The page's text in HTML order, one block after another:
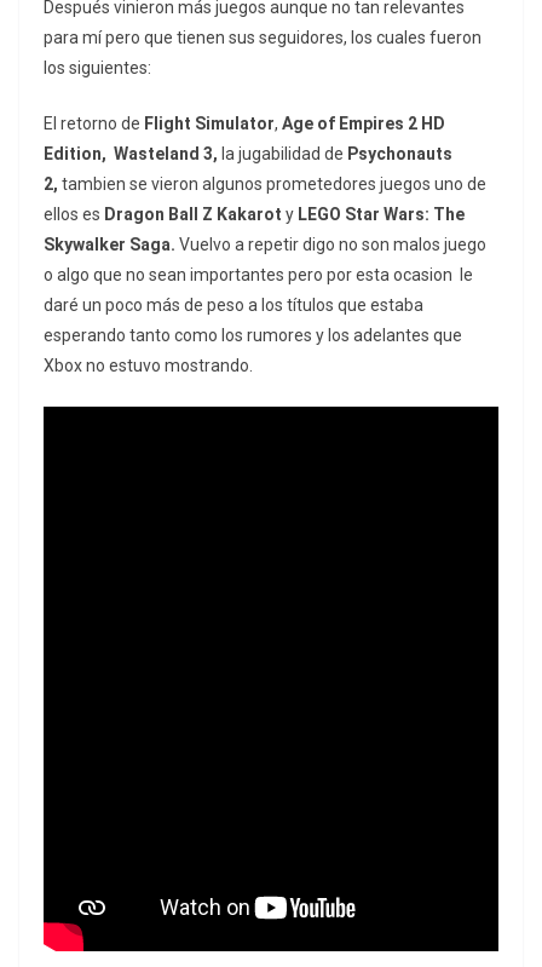
Después vinieron más juegos aunque no tan relevantes
para mí pero que tienen sus seguidores, los cuales fueron
los siguientes:
El retorno de Flight Simulator, Age of Empires 2 HD
Edition, Wasteland 3, la jugabilidad de Psychonauts
2, tambien se vieron algunos prometedores juegos uno de
ellos es Dragon Ball Z Kakarot y LEGO Star Wars: The
Skywalker Saga. Vuelvo a repetir digo no son malos juego
o algo que no sean importantes pero por esta ocasion le
daré un poco más de peso a los títulos que estaba
esperando tanto como los rumores y los adelantes que
Xbox no estuvo mostrando.